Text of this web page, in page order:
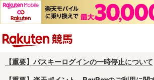
【重要】パスキーログインの一時停止について